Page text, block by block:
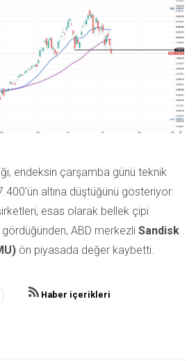
endeksin çarşamba günü teknik
altına düştüğünü gösteriyor.
esas olarak bellek çipi
ABD merkezli Sandisk
ön piyasada değer kaybetti.
Haber içerikleri